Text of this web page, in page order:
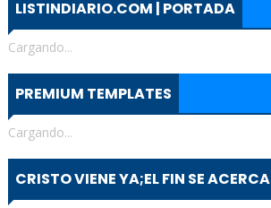
LISTINDIARIO.COM | PORTADA
Cargando...
PREMIUM TEMPLATES
Cargando...
CRISTO VIENE YA;EL FIN SE ACERCA